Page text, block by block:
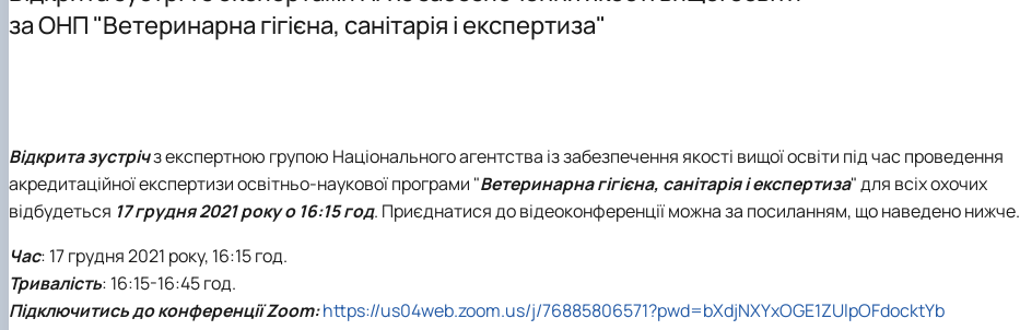
Аспірантура
за ОНП "Ветеринарна гігієна, санітарія і експертиза"
Відкрита зустрічз експертною групою Національного агентства із забезпечення якості вищої освіти під час проведення
акредитаційної експертизи освітньо-наукової програми "Ветеринарна гігієна, санітарія і експертиза" для всіх охочих
відбудеться 17 грудня 2021 року о 16:15 год. Приєднатися до відеоконференції можна за посиланням, що наведено нижче.
Час: 17 грудня 2021 року, 16:15 год.
Тривалість: 16:15-16:45 год.
Підключитись до конференції Zoom:https://us04web.zoom.us/j/76885806571?pwd=bXdjNXYxOGE1ZUlpOFdocktYb